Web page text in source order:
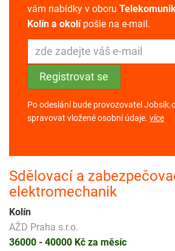
vám nabídky v oboru
Kolín a okolípošle na e-mail.
Po odeslání bude provozovatel
spravovat vložené osobní údaje. více
Sdělovací a
elektromechanik
Kolín
AŽD Praha s.r.o.
36000 - 40000 Kč za měsíc